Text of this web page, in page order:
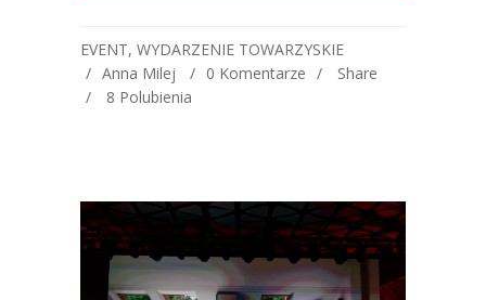
EVENT, WYDARZENIE TOWARZYSKIE
Anna Milej
0 Komentarze
Share
8 Polubienia